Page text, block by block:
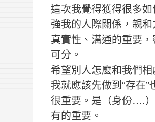
這次我覺得獲得很多如
強我的人際關係，親和
真實性、溝通的重要
可分。
希望別人怎麼和我們相
我就應該先做到“存在”
很重要。是（身份….）
有的重要。